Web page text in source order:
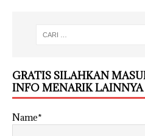
GRATIS SILAHKAN
INFO MENARIK LAINNYA
Name*